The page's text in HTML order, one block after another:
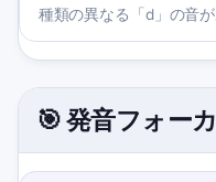
種類の異なる「d」の音
🎯 発音フォー